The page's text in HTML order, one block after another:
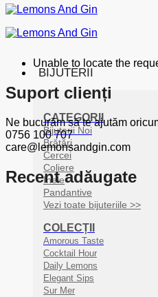
BIJUTERII
CATEGORII
Bijuterii Noi
Brățări
Cercei
Coliere
Inele
Pandantive
Vezi toate bijuteriile >>
COLECȚII
Amorous Taste
Cocktail Hour
Daily Lemons
Elegant Sips
Sur Mer
Unable to locate the
Suport clienți
Ne bucurăm să te ajutăm
0756 100 707
care@lemonsandgin.com
Recent adăugate